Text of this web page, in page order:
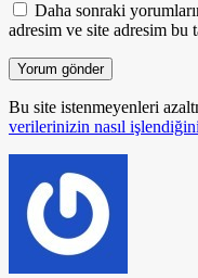
Daha sonraki
adresim ve site adresim bu
Bu site istenmeyenleri
verilerinizin nasıl